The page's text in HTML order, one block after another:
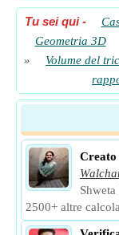
Tu sei qui-
Geometria 3D
»
Volume del
Creato
2500+ altre